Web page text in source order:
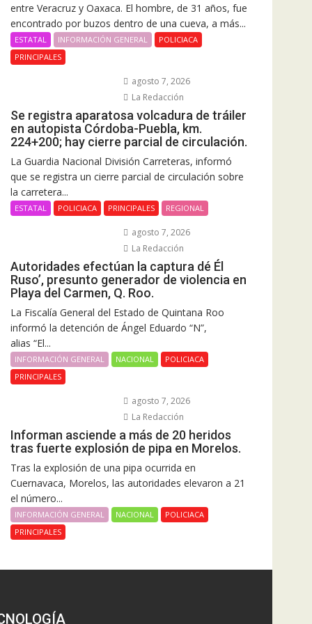
entre Veracruz y Oaxaca. El hombre, de 31 años, fue
encontrado por buzos dentro de una cueva, a más...
ESTATAL INFORMACIÓN GENERAL
POLICIACA
PRINCIPALES
agosto 7, 2026
La Redacción
Se registra aparatosa volcadura de tráiler
en autopista Córdoba-Puebla, km.
224+200; hay cierre parcial de circulación.
La Guardia Nacional División Carreteras, informó
que se registra un cierre parcial de circulación sobre
la carretera...
ESTATAL POLICIACA PRINCIPALES REGIONAL
agosto 7, 2026
La Redacción
Autoridades efectúan la captura dé Él
Ruso’, presunto generador de violencia en
Playa del Carmen, Q. Roo.
La Fiscalía General del Estado de Quintana Roo
informó la detención de Ángel Eduardo “N”,
alias “El...
INFORMACIÓN GENERAL NACIONAL
POLICIACA
PRINCIPALES
agosto 7, 2026
La Redacción
Informan asciende a más de 20 heridos
tras fuerte explosión de pipa en Morelos.
Tras la explosión de una pipa ocurrida en
Cuernavaca, Morelos, las autoridades elevaron a 21
el número...
INFORMACIÓN GENERAL NACIONAL
POLICIACA
PRINCIPALES